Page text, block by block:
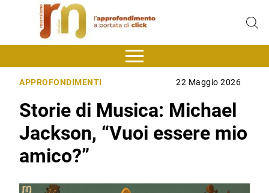
APPROFONDIMENTI 22 Maggio 2026
Storie di Musica: Michael
Jackson, “Vuoi essere mio
amico?”